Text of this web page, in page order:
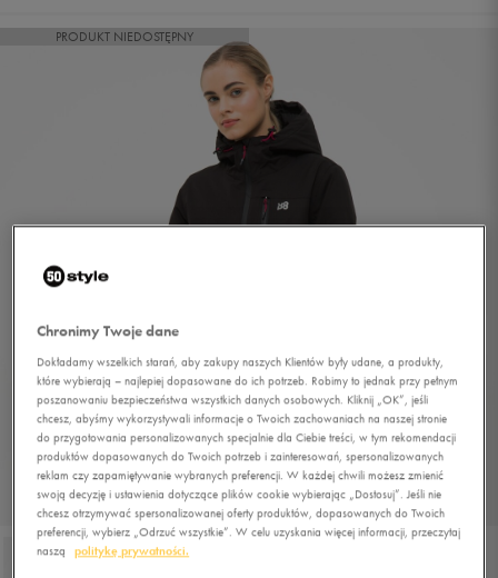
PRODUKT NIEDOSTĘPNY
Chronimy Twoje dane
Dokładamy wszelkich starań, aby zakupy naszych Klientów były udane, a produkty,
które wybierają – najlepiej dopasowane do ich potrzeb. Robimy to jednak przy pełnym
poszanowaniu bezpieczeństwa wszystkich danych osobowych. Kliknij „OK”, jeśli
chcesz, abyśmy wykorzystywali informacje o Twoich zachowaniach na naszej stronie
do przygotowania personalizowanych specjalnie dla Ciebie treści, w tym rekomendacji
produktów dopasowanych do Twoich potrzeb i zainteresowań, spersonalizowanych
reklam czy zapamiętywanie wybranych preferencji. W każdej chwili możesz zmienić
swoją decyzję i ustawienia dotyczące plików cookie wybierając „Dostosuj”. Jeśli nie
chcesz otrzymywać spersonalizowanej oferty produktów, dopasowanych do Twoich
preferencji, wybierz „Odrzuć wszystkie”. W celu uzyskania więcej informacji, przeczytaj
naszą
politykę prywatności.